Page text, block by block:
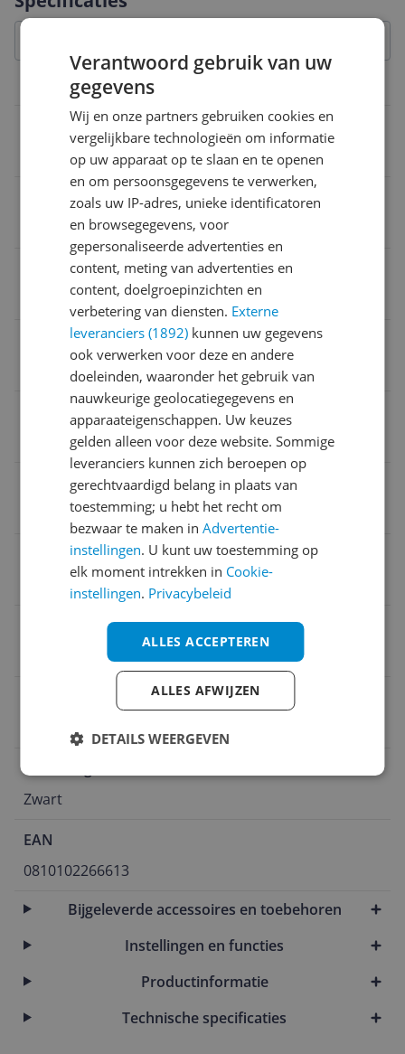
Overige kenmerken
Met maatverdeling
Type anti-aanbaklaag
Instant Pot 920592
Materiaal binnenpan
Roestvrijstaal
Product hoogte
29,8 cm
Verpakkingsinhoud
Product gewicht
Product breedte
Roestvrijstaal
Bediening
Zwart
EAN
0810102266613
Bijgeleverde accessoires en toebehoren
Instellingen en functies
Productinformatie
Technische specificaties
Verantwoord gebruik van uw
gegevens
Wij en onze partners gebruiken cookies en
vergelijkbare technologieën om informatie
op uw apparaat op te slaan en te openen
en om persoonsgegevens te verwerken,
zoals uw IP-adres, unieke identificatoren
en browsegegevens, voor
gepersonaliseerde advertenties en
content, meting van advertenties en
content, doelgroepinzichten en
verbetering van diensten. Externe
leveranciers (1892) kunnen uw gegevens
ook verwerken voor deze en andere
doeleinden, waaronder het gebruik van
nauwkeurige geolocatiegegevens en
apparaateigenschappen. Uw keuzes
gelden alleen voor deze website. Sommige
leveranciers kunnen zich beroepen op
gerechtvaardigd belang in plaats van
toestemming; u hebt het recht om
bezwaar te maken inAdvertentie-
instellingen. U kunt uw toestemming op
elk moment intrekken in Cookie-
instellingen. Privacybeleid
ALLES ACCEPTEREN
ALLES AFWIJZEN
DETAILS WEERGEVEN